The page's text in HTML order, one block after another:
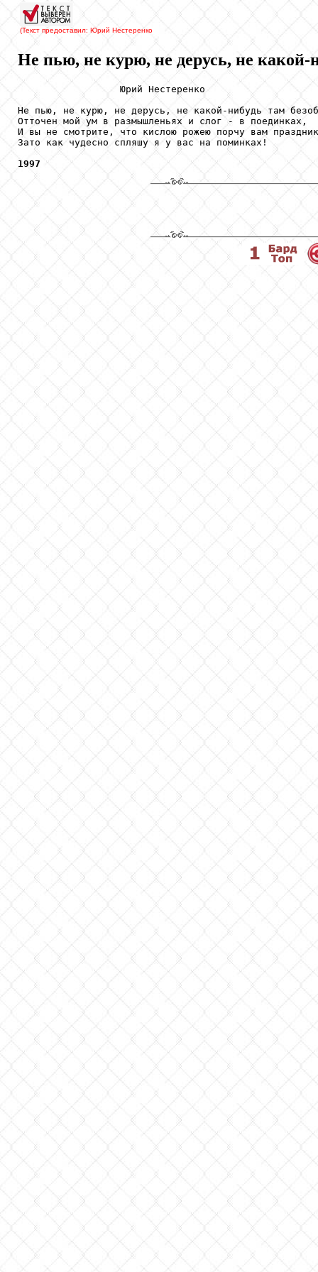
(Текст предоставил: Юрий Нестеренко
Не пью, не курю, не дерусь, не какой-
                  Юрий Нестеренко
Не пью, не курю, не дерусь, не какой-нибудь там
Отточен мой ум в размышленьях и слог - в поединках,
И вы не смотрите, что кислою рожею порчу вам
Зато как чудесно спляшу я у вас на поминках!
1997